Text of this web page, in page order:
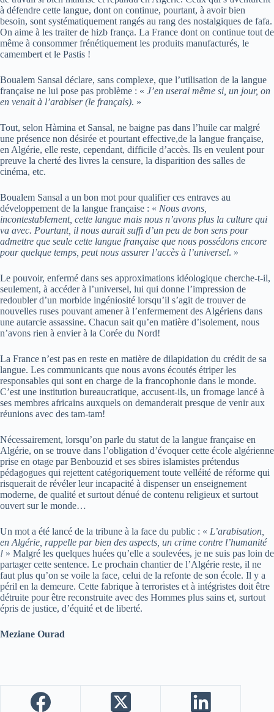
à défendre cette langue, dont on continue, pourtant, à avoir bien
besoin, sont systématiquement rangés au rang des nostalgiques de fafa.
On aime à les traiter de hizb frança. La France dont on continue tout de
même à consommer frénétiquement les produits manufacturés, le
camembert et le Pastis !
Boualem Sansal déclare, sans complexe, que l’utilisation de la langue
française ne lui pose pas problème : « J’en userai même si, un jour, on
en venait à l’arabiser (le français). »
Tout, selon Hàmina et Sansal, ne baigne pas dans l’huile car malgré
une présence non désirée et pourtant effective,de la langue française,
en Algérie, elle reste, cependant, difficile d’accès. Ils en veulent pour
preuve la cherté des livres la censure, la disparition des salles de
cinéma, etc.
Boualem Sansal a un bon mot pour qualifier ces entraves au
développement de la langue française : « Nous avons,
incontestablement, cette langue mais nous n’avons plus la culture qui
va avec. Pourtant, il nous aurait suffi d’un peu de bon sens pour
admettre que seule cette langue française que nous possédons encore
pour quelque temps, peut nous assurer l’accès à l’universel. »
Le pouvoir, enfermé dans ses approximations idéologique cherche-t-il,
seulement, à accéder à l’universel, lui qui donne l’impression de
redoubler d’un morbide ingéniosité lorsqu’il s’agit de trouver de
nouvelles ruses pouvant amener à l’enfermement des Algériens dans
une autarcie assassine. Chacun sait qu’en matière d’isolement, nous
n’avons rien à envier à la Corée du Nord!
La France n’est pas en reste en matière de dilapidation du crédit de sa
langue. Les communicants que nous avons écoutés étriper les
responsables qui sont en charge de la francophonie dans le monde.
C’est une institution bureaucratique, accusent-ils, un fromage lancé à
ses membres africains auxquels on demanderait presque de venir aux
réunions avec des tam-tam!
Nécessairement, lorsqu’on parle du statut de la langue française en
Algérie, on se trouve dans l’obligation d’évoquer cette école algérienne
prise en otage par Benbouzid et ses sbires islamistes prétendus
pédagogues qui rejettent catégoriquement toute velléité de réforme qui
risquerait de révéler leur incapacité à dispenser un enseignement
moderne, de qualité et surtout dénué de contenu religieux et surtout
ouvert sur le monde…
Un mot a été lancé de la tribune à la face du public : « L’arabisation,
en Algérie, rappelle par bien des aspects, un crime contre l’humanité
! » Malgré les quelques huées qu’elle a soulevées, je ne suis pas loin de
partager cette sentence. Le prochain chantier de l’Algérie reste, il ne
faut plus qu’on se voile la face, celui de la refonte de son école. Il y a
péril en la demeure. Cette fabrique à terroristes et à intégristes doit être
détruite pour être reconstruite avec des Hommes plus sains et, surtout
épris de justice, d’équité et de liberté.
Meziane Ourad